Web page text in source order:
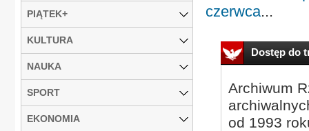
czerwca...
Dostęp do
Archiwum
od 1993
PIĄTEK+
KULTURA
NAUKA
SPORT
EKONOMIA